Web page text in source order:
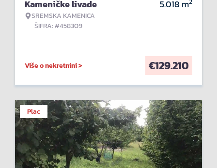
Kameničke livade
SREMSKA KAMENICA
ŠIFRA: #458309
5.018 m
Više o nekretnini > €129.210
Plac